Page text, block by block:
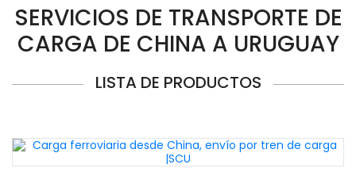
SERVICIOS DE TRANSPORTE DE
CARGA DE CHINA A URUGUAY
LISTA DE PRODUCTOS